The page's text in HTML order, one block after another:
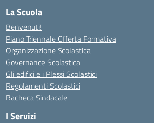
La Scuola
Benvenuti!
Piano Triennale Offerta Formativa
Organizzazione Scolastica
Governance Scolastica
Gli edifici e i Plessi Scolastici
Regolamenti Scolastici
Bacheca Sindacale
I Servizi